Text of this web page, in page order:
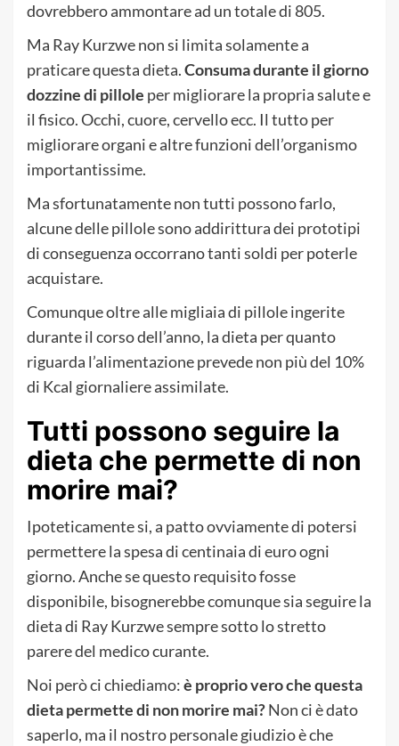
dovrebbero ammontare ad un totale di 805.
Ma Ray Kurzwe non si limita solamente a
praticare questa dieta.Consuma durante il giorno
dozzine di pillole per migliorare la propria salute e
il fisico. Occhi, cuore, cervello ecc. Il tutto per
migliorare organi e altre funzioni dell’organismo
importantissime.
Ma sfortunatamente non tutti possono farlo,
alcune delle pillole sono addirittura dei prototipi
di conseguenza occorrano tanti soldi per poterle
acquistare.
Comunque oltre alle migliaia di pillole ingerite
durante il corso dell’anno, la dieta per quanto
riguarda l’alimentazione prevede non più del 10%
di Kcal giornaliere assimilate.
Tutti possono seguire la
dieta che permette di non
morire mai?
Ipoteticamente si, a patto ovviamente di potersi
permettere la spesa di centinaia di euro ogni
giorno. Anche se questo requisito fosse
disponibile, bisognerebbe comunque sia seguire la
dieta di Ray Kurzwe sempre sotto lo stretto
parere del medico curante.
Noi però ci chiediamo:è proprio vero che questa
dieta permette di non morire mai?Non ci è dato
saperlo, ma il nostro personale giudizio è che